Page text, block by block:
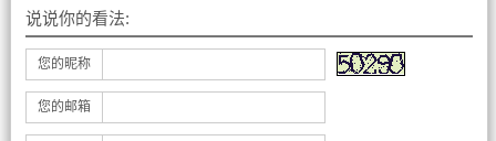
说说你的看法:
您的昵称
您的邮箱